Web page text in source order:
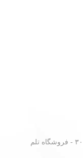
کرج - جاده فردیس - نبش گلستان ۳۰ - فروشگاه تلم